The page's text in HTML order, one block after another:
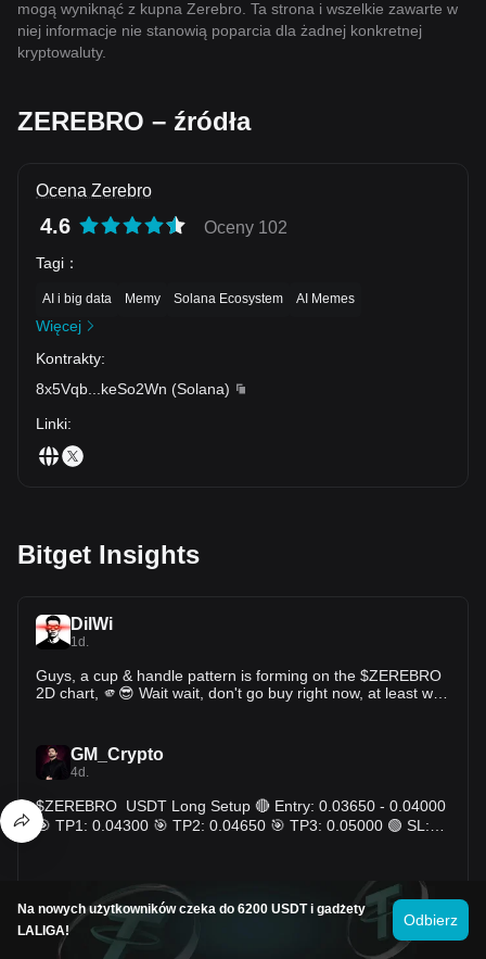
mogą wyniknąć z kupna Zerebro. Ta strona i wszelkie zawarte w
niej informacje nie stanowią poparcia dla żadnej konkretnej
kryptowaluty.
ZEREBRO – źródła
Ocena Zerebro
4.6 Oceny 102
Tagi ：
AI i big data Memy Solana Ecosystem AI Memes
Więcej
Kontrakty:
8x5Vqb
keSo2Wn (Solana)
Linki:
Bitget Insights
DilWi
1d.
Guys, a cup & handle pattern is forming on the $ZEREBRO
2D chart, 🫵😎 Wait wait, don't go buy right now, at least wait
GM_Crypto
4d.
$ZEREBRO USDT Long Setup 🔴 Entry: 0.03650 - 0.04000
🎯 TP1: 0.04300 🎯 TP2: 0.04650 🎯 TP3: 0.05000 🟢 SL:
back in on the push. Structure turning bullish following
weeks of chop; a close below 0.03350 invalidates the setup.
⚠️ This is not financial advice. Always do your own research
(DYOR). ‍#LearnWithGM
ScalpingX
2026/07/19 12:29
$ZEREBRO - Mcap 37.8M$ - 24h Sentiment 5.00 Bullish
Na nowych użytkowników czeka do 6200 USDT i gadżety
LALIGA!
Odbierz